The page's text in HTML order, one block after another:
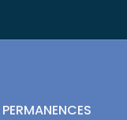
PERMANENCES